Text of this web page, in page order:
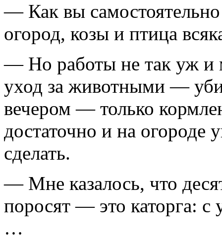
— Как вы
огород, козы и птица
— Но работы не так уж и
уход за животными —
вечером — только
достаточно и на огороде
сделать.
— Мне казалось, что
поросят — это каторга: с
…